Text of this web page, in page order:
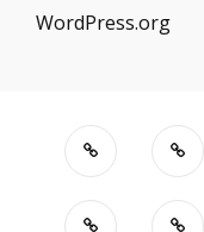
WordPress.org